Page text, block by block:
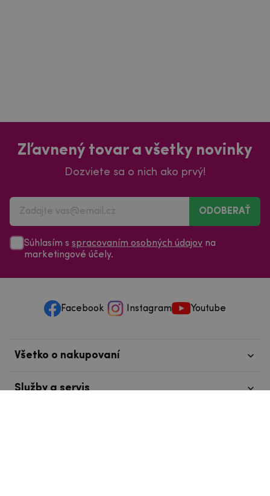
Zľavnený tovar a všetky novinky
Dozviete sa o nich ako prvý!
ODOBERAŤ
Súhlasím s spracovaním osobných údajov na
marketingové účely.
Facebook Instagram Youtube
Všetko o nakupovaní
Služby a servis